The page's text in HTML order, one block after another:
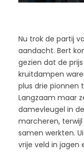
Nu trok de partij
aandacht. Bert
gezien dat de
kruitdampen
plus drie pionnen
Langzaam maar
damevleugel in
marcheren,
samen werkten.
vrije veld in jagen